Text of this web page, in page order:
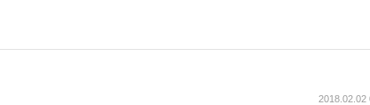
2018.02.02